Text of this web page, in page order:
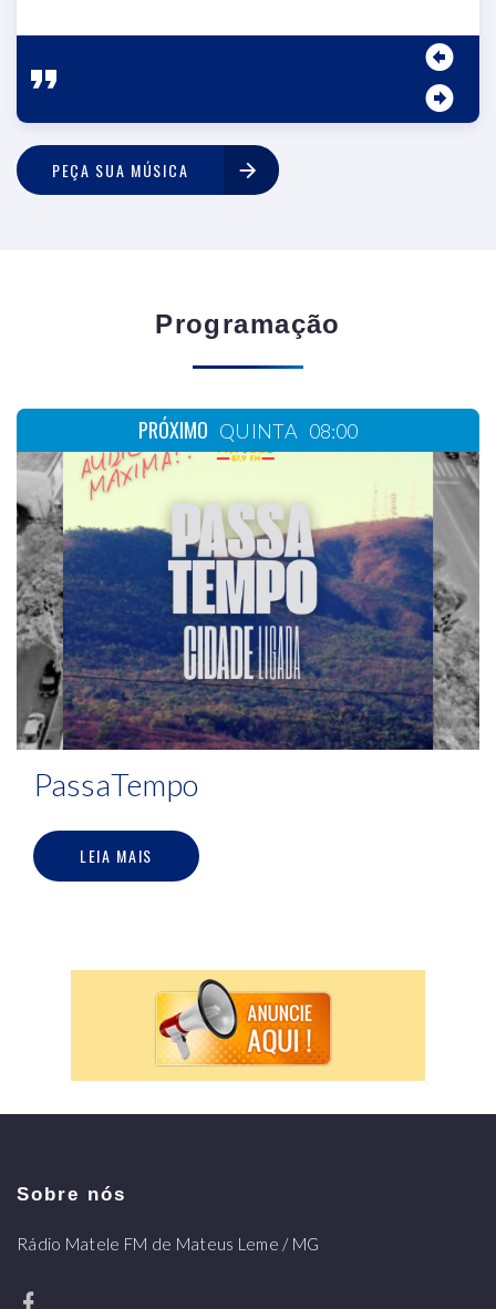
PEÇA SUA MÚSICA
Programação
PRÓXIMO QUINTA 08:00
PassaTempo
LEIA MAIS
Sobre nós
Rádio Matele FM de Mateus Leme / MG